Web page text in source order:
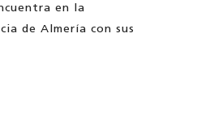
en la
de Almería con sus